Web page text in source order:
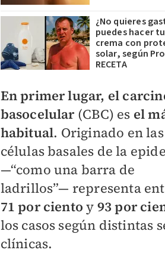
¿No quieres
puedes hacer
crema con
solar, según
RECETA
En primer lugar, el
basocelular(CBC) es el
habitual. Originado en las
células basales de la
—“como una barra de
ladrillos”— representa
71 por ciento y 93 por
los casos según distintas
clínicas.